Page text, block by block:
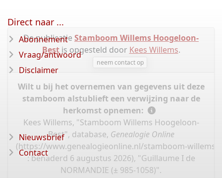
De publicatie Stamboom Willems Hoogeloon-
Bestis opgesteld door Kees Willems.
neem contact op
Wilt u bij het overnemen van gegevens uit deze
stamboom alstublieft een verwijzing naar de
herkomst opnemen:
Kees Willems, "Stamboom Willems Hoogeloon-
Best", database, Genealogie Online
(https://www.genealogieonline.nl/stamboom-willems-
: benaderd 6 augustus 2026), "Guillaume I de
NORMANDIE (± 985-1058)".
Direct naar ...
Abonnement
Vraag/antwoord
Disclaimer
Nieuwsbrief
Contact